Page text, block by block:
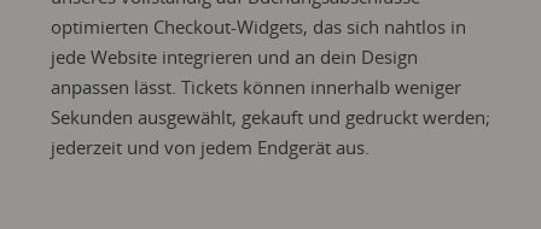
optimierten Checkout-Widgets, das sich nahtlos in
jede Website integrieren und an dein Design
anpassen lässt. Tickets können innerhalb weniger
Sekunden ausgewählt, gekauft und gedruckt werden;
jederzeit und von jedem Endgerät aus.